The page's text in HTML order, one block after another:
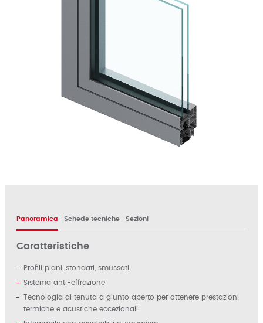
Panoramica Schede tecniche Sezioni
Caratteristiche
Profili piani, stondati, smussati
Sistema anti-effrazione
Tecnologia di tenuta a giunto aperto per ottenere prestazioni
termiche e acustiche eccezionali